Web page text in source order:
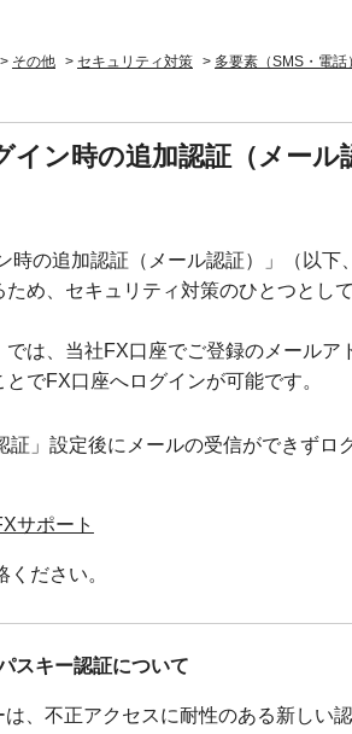
> その他 > セキュリティ対策 > 多要素（SMS・電話
イン時の追加認証（メー
時の追加認証（メール認証）」（以
ため、セキュリティ対策のひとつとし
では、当社FX口座でご登録のメール
でFX口座へログインが可能です。
証」設定後にメールの受信ができず
サポート
ください。
スキー認証について
は、不正アクセスに耐性のある新しい